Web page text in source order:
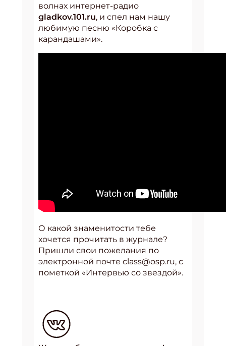
волнах интернет-радио
gladkov.101.ru, и спел нам нашу
любимую песню «Коробка с
карандашами».
О какой знаменитости тебе
хочется прочитать в журнале?
Пришли свои пожелания по
электронной почте class@osp.ru, с
пометкой «Интервью со звездой».